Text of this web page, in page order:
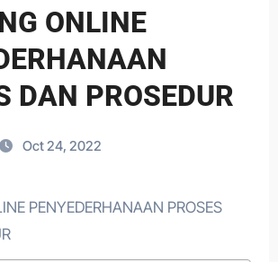
ONLINE
DAN PROSEDUR
Oct 24, 2022